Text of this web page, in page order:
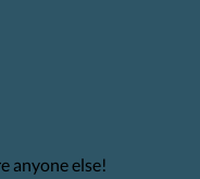
anyone else!